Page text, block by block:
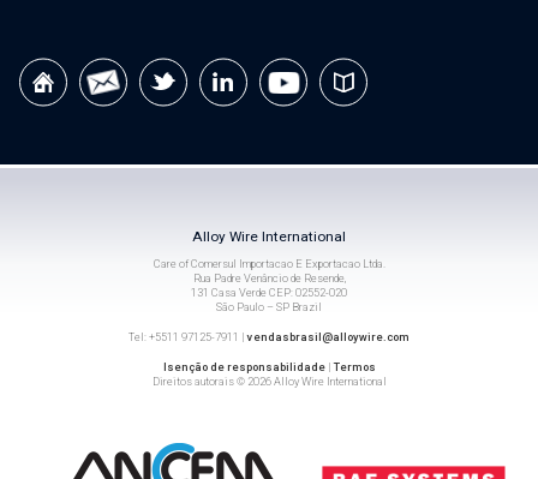
Alloy Wire International
Care of Comersul Importacao E Exportacao Ltda.
Rua Padre Venâncio de Resende,
131 Casa Verde CEP: 02552-020
São Paulo – SP Brazil
Tel: +5511 97125-7911 |vendasbrasil@alloywire.com
Isenção de responsabilidade|Termos
Direitos autorais © 2026 Alloy Wire International